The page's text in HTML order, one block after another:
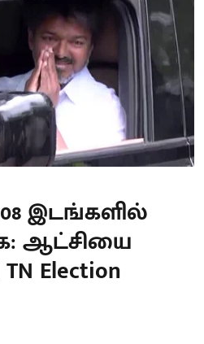
இடங்களில்
ஆட்சியை
Election